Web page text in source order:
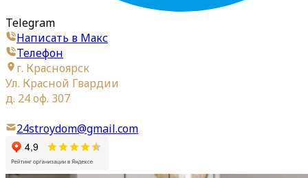
Telegram
Написать в Макс
Телефон
г. Красноярск
Ул. Красной Гвардии
д. 24 оф. 307
24stroydom@gmail.com